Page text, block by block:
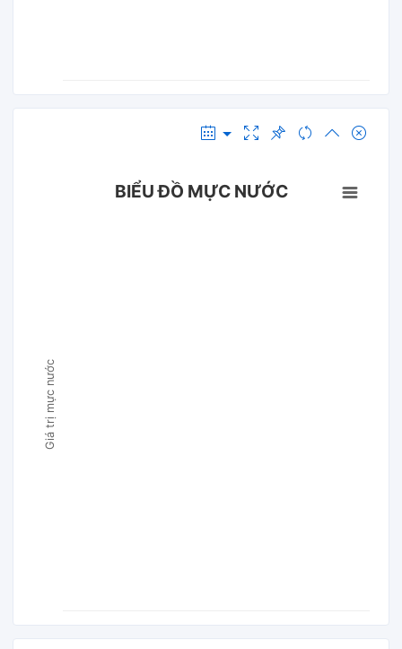
Giá trị mực nước
BIỂU ĐỒ MỰC NƯỚC